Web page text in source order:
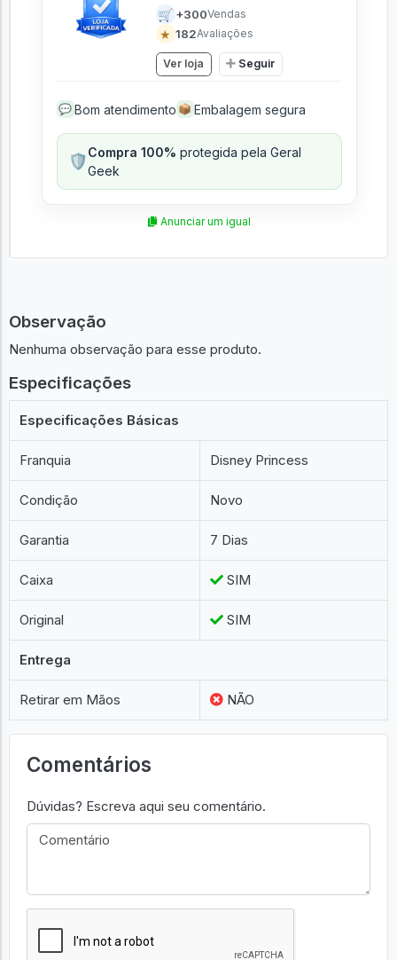
🛒 +300Vendas
★ 182Avaliações
Ver loja Seguir
💬 Bom atendimento 📦 Embalagem segura
🛡️Compra 100% protegida pela Geral
Geek
Anunciar um igual
Observação
Nenhuma observação para esse produto.
Especificações
Especificações Básicas
Franquia Disney Princess
Condição Novo
Garantia 7 Dias
Caixa SIM
Original SIM
Entrega
Retirar em Mãos NÃO
Comentários
Dúvidas? Escreva aqui seu comentário.